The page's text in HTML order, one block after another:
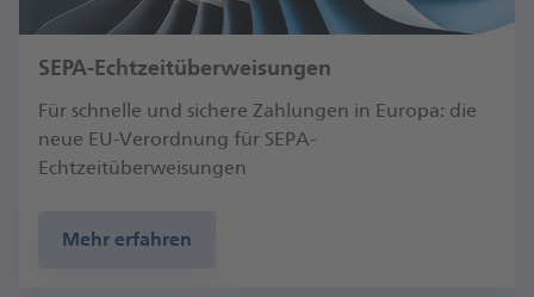
SEPA-Echt­zeit­­überweisungen
Für schnelle und sichere Zahlungen in Europa: die
neue EU-Verordnung für SEPA-
Echtzeitüberweisungen
Mehr erfahren